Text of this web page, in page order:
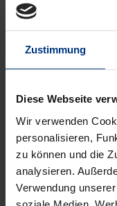
Zustimmung
Diese Webseite
Wir verwenden
personalisieren,
zu können und die
analysieren.
Verwendung
€38.00
incl. VAT